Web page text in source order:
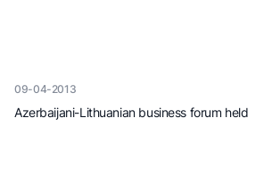
09-04-2013
Azerbaijani-Lithuanian business forum held